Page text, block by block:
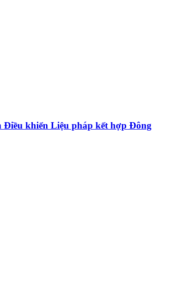
Điều khiển Liệu pháp kết hợp Đông